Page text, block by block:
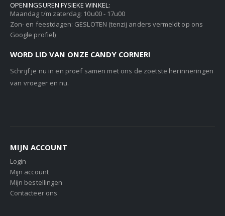
OPENINGSUREN FYSIEKE WINKEL:
Maandag t/m zaterdag: 10u00 - 17u00
Zon- en feestdagen: GESLOTEN (tenzij anders vermeldt op ons
Google profiel)
WORD LID VAN ONZE CANDY CORNER!
Schrijf je nu in en proef samen met ons de zoetste herinneringen
van vroeger en nu.
MIJN ACCOUNT
Login
Mijn account
Mijn bestellingen
Contacteer ons